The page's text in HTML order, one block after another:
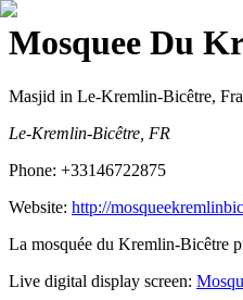
Mosquee Du
Masjid in Le-Kremlin-Bicêtre,
Le-Kremlin-Bicêtre, FR
Phone: +33146722875
Website: http://
La mosquée du Kremlin-Bicêtre
Live digital display screen: